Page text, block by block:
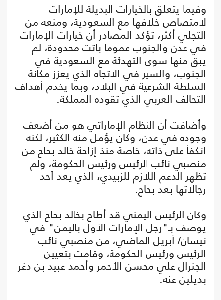
وفيما يتعلق بالخيارات البديلة للإمارات
لامتصاص خلافها مع السعودية، ومنعه من
التجلي أكثر، تؤكد المصادر أن خيارات الإمارات
في عدن والجنوب عموما باتت محدودة، لم
يبق منها سوى التهدئة مع السعودية في
الجنوب، والسير في الاتجاه الذي يعزز مكانة
السلطة الشرعية في البلاد، وبما يخدم أهداف
التحالف العربي الذي تقوده المملكة.
وأضافت أن النظام الإماراتي هو من أضعف
وجوده في عدن، وكان يؤمل منه الكثير، لكنه
انكفأ على ذاته، خاصة منذ إزاحة خالد بحاح من
منصبي نائب الرئيس ورئيس الحكومة، ولم
تظهر الدعم اللازم للزبيدي، الذي يعد أحد
رجالاتها بعد بحاح.
وكان الرئيس اليمني قد أطاح بخالد بحاح الذي
يوصف بـ"رجل الإمارات الأول باليمن" في
نيسان/ أبريل الماضي، من منصبي نائب
الرئيس ورئيس الحكومة، وقامت بتعيين
الجنرال علي محسن الأحمر وأحمد عبيد بن دغر
بديلين عنه.